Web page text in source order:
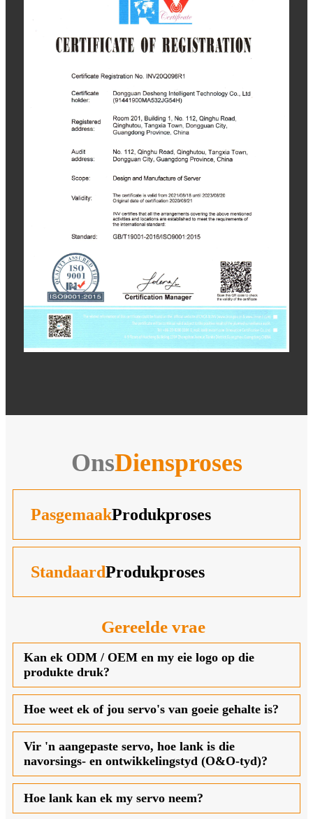
OnsDiensproses
PasgemaakProdukproses
StandaardProdukproses
Gereelde vrae
Kan ek ODM / OEM en my eie logo op die
produkte druk?
Hoe weet ek of jou servo's van goeie gehalte is?
Vir 'n aangepaste servo, hoe lank is die
navorsings- en ontwikkelingstyd (O&O-tyd)?
Hoe lank kan ek my servo neem?